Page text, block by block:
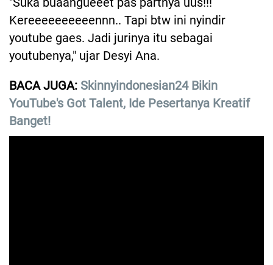
Kereeeeeeeeeennn.. Tapi btw ini nyindir
youtube gaes. Jadi jurinya itu sebagai
youtubenya," ujar Desyi Ana.
BACA JUGA: Skinnyindonesian24 Bikin
YouTube's Got Talent, Ide Pesertanya Kreatif
Banget!